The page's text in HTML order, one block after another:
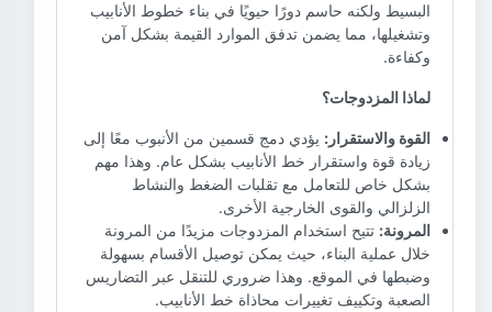
البسيط ولكنه حاسم دورًا حيويًا في بناء خطوط الأنابيب
وتشغيلها، مما يضمن تدفق الموارد القيمة بشكل آمن
وكفاءة.
لماذا المزدوجات؟
القوة والاستقرار: يؤدي دمج قسمين من الأنبوب معًا إلى
زيادة قوة واستقرار خط الأنابيب بشكل عام. وهذا مهم
بشكل خاص للتعامل مع تقلبات الضغط والنشاط
الزلزالي والقوى الخارجية الأخرى.
المرونة: تتيح استخدام المزدوجات مزيدًا من المرونة
خلال عملية البناء، حيث يمكن توصيل الأقسام بسهولة
وضبطها في الموقع. وهذا ضروري للتنقل عبر التضاريس
الصعبة وتكييف تغييرات محاذاة خط الأنابيب.